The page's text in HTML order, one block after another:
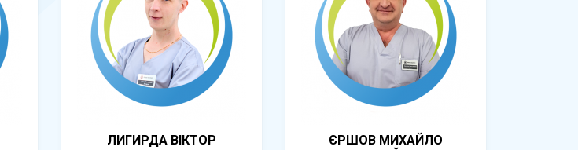
ЛИГИРДА ВІКТОР
ЄРШОВ МИХАЙЛО